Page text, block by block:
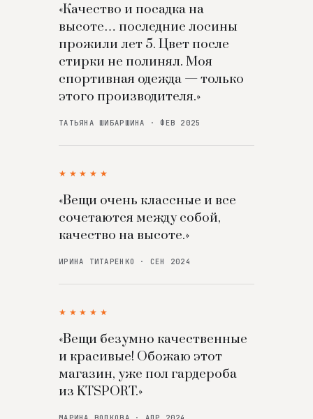
«Качество и посадка на
высоте… последние лосины
прожили лет 5. Цвет после
стирки не полинял. Моя
спортивная одежда — только
этого производителя.»
ТАТЬЯНА ШИБАРШИНА · ФЕВ 2025
★★★★★
«Вещи очень классные и все
сочетаются между собой,
качество на высоте.»
ИРИНА ТИТАРЕНКО · СЕН 2024
★★★★★
«Вещи безумно качественные
и красивые! Обожаю этот
магазин, уже пол гардероба
из KTSPORT.»